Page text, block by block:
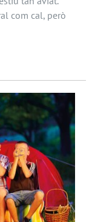
com cal, però